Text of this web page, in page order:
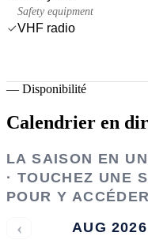
Safety equipment
VHF radio
— Disponibilité
Calendrier en
LA SAISON EN
· TOUCHEZ UNE
POUR Y ACCÉDER
‹ AUG